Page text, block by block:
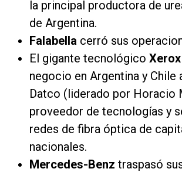
la principal productora de
de Argentina.
Falabella cerró sus
El gigante tecnológico Xerox
negocio en Argentina y Chile
Datco (liderado por Horacio
proveedor de tecnologías y
redes de fibra óptica de
nacionales.
Mercedes-Benz traspasó